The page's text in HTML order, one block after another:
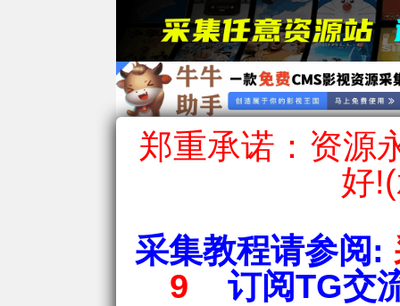
郑重承诺：资源
好
采集教程请参阅:
9
订阅TG交